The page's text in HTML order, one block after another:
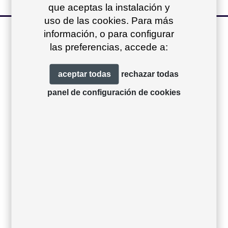
otros productos
de la colección
que aceptas la instalación y
uso de las cookies. Para más
información, o para configurar
las preferencias, accede a:
aceptar todas rechazar todas
panel de configuración de cookies